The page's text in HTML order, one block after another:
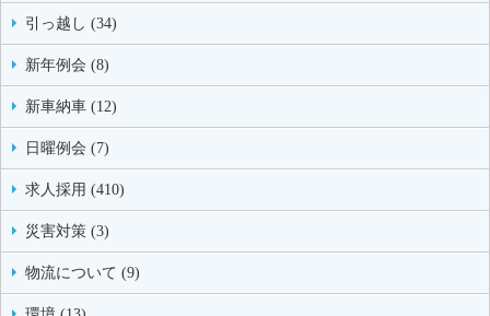
引っ越し (34)
新年例会 (8)
新車納車 (12)
日曜例会 (7)
求人採用 (410)
災害対策 (3)
物流について (9)